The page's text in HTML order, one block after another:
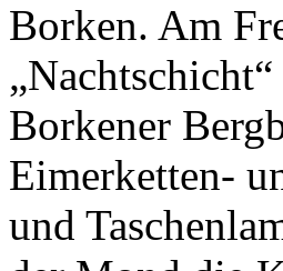
Borken. Am
Borkener
Eimerketten-
und